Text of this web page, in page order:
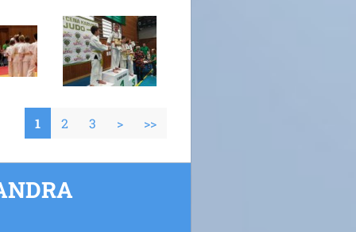
1 2 3 > >>